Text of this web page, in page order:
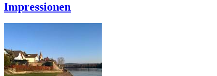
Impressionen